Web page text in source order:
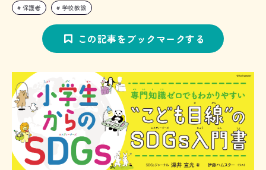
保護者 学校教諭
この記事をブックマークする